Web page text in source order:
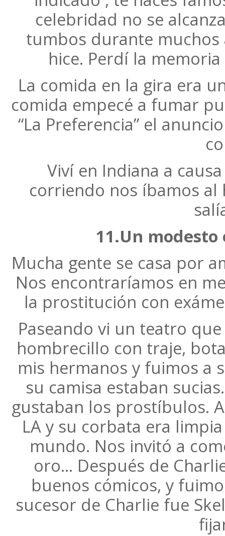
celebridad no se
tumbos durante
hice. Perdí la
La comida en la gira era
comida empecé a fumar
“La Preferencia” el
Viví en Indiana a
corriendo nos íbamos al
11.Un
Mucha gente se casa por
Nos encontraríamos en
la prostitución con
Paseando vi un teatro
hombrecillo con traje,
mis hermanos y fuimos a
su camisa estaban
gustaban los prostíbulos.
LA y su corbata era
mundo. Nos invitó a
oro… Después de
buenos cómicos, y
sucesor de Charlie fue